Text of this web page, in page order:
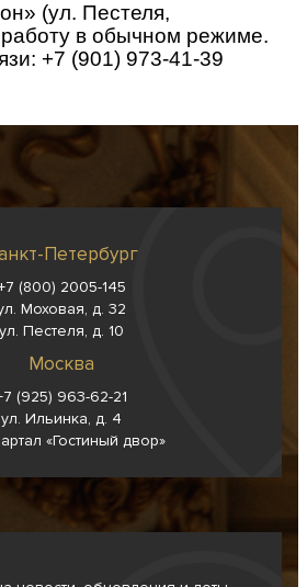
(ул. Пестеля,
в обычном режиме.
+7 (901) 973-41-39
Петербург
(800) 2005-145
Моховая, д. 32
ул. Пестеля, д. 10
Москва
(925) 963-62-21
ул. Ильинка, д. 4
«Гостиный двор»